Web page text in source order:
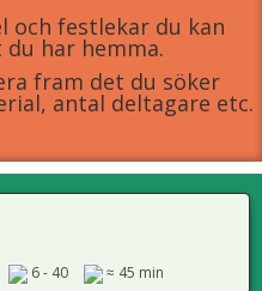
och festlekar du kan
har hemma.
fram det du söker
antal deltagare etc.
6 - 40 ≈ 45 min